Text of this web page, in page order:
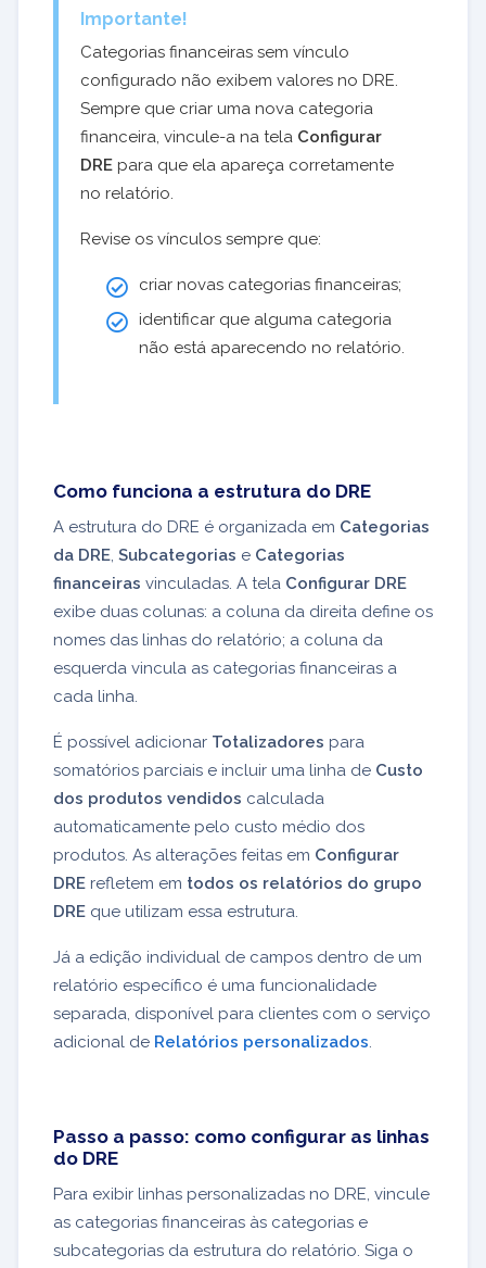
Importante!
Categorias financeiras sem vínculo
configurado não exibem valores no DRE.
Sempre que criar uma nova categoria
financeira, vincule-a na tela Configurar
DRE para que ela apareça corretamente
no relatório.
Revise os vínculos sempre que:
criar novas categorias financeiras;
identificar que alguma categoria
não está aparecendo no relatório.
Como funciona a estrutura do DRE
A estrutura do DRE é organizada em Categorias
da DRE, Subcategorias e Categorias
financeiras vinculadas. A tela Configurar DRE
exibe duas colunas: a coluna da direita define os
nomes das linhas do relatório; a coluna da
esquerda vincula as categorias financeiras a
cada linha.
É possível adicionar Totalizadores para
somatórios parciais e incluir uma linha de Custo
dos produtos vendidos calculada
automaticamente pelo custo médio dos
produtos. As alterações feitas em Configurar
DRE refletem em todos os relatórios do grupo
DRE que utilizam essa estrutura.
Já a edição individual de campos dentro de um
relatório específico é uma funcionalidade
separada, disponível para clientes com o serviço
adicional de Relatórios personalizados.
Passo a passo: como configurar as linhas
do DRE
Para exibir linhas personalizadas no DRE, vincule
as categorias financeiras às categorias e
subcategorias da estrutura do relatório. Siga o